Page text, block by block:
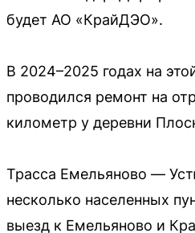
будет АО «КрайДЭО».
В 2024–2025 годах на
проводился ремонт на
километр у деревни
Трасса Емельяново —
несколько населенных
выезд к Емельяново и